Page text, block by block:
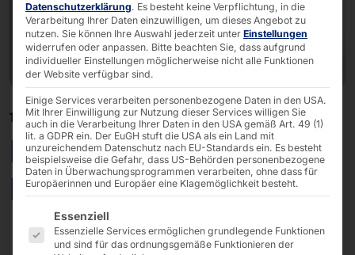
10/01/2025
Innovation im Test:
POLYTOUCH® PIXI15.6
Datenschutzerklärung. Es besteht keine Verpflichtung, in die
Verarbeitung Ihrer Daten einzuwilligen, um dieses Angebot zu
nutzen. Sie können Ihre Auswahl jederzeit unter Einstellungen
widerrufen oder anpassen. Bitte beachten Sie, dass aufgrund
individueller Einstellungen möglicherweise nicht alle Funktionen
der Website verfügbar sind.
Einige Services verarbeiten personenbezogene Daten in den USA.
Mit Ihrer Einwilligung zur Nutzung dieser Services willigen Sie
auch in die Verarbeitung Ihrer Daten in den USA gemäß Art. 49 (1)
lit. a GDPR ein. Der EuGH stuft die USA als ein Land mit
unzureichendem Datenschutz nach EU-Standards ein. Es besteht
beispielsweise die Gefahr, dass US-Behörden personenbezogene
Daten in Überwachungsprogrammen verarbeiten, ohne dass für
Europäerinnen und Europäer eine Klagemöglichkeit besteht.
Es folgt eine Liste der Service-Gruppen, für die eine
Essenziell
Essenzielle Services ermöglichen grundlegende Funktionen
und sind für das ordnungsgemäße Funktionieren der